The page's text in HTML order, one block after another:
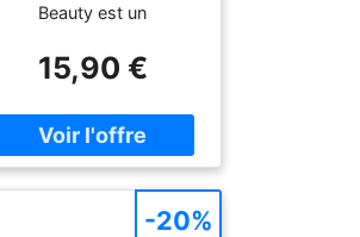
Beauty est un
préparer votre peau aux
vacances. Sa texture
onctueuse exfolie en
douceur, éliminant les
cellules mortes tout en
préservant le film
hydrolipidique. Enrichi
15,90 €
-20%